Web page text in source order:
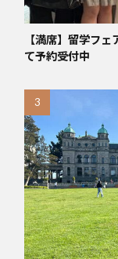
【満席】留学フ
て予約受付中